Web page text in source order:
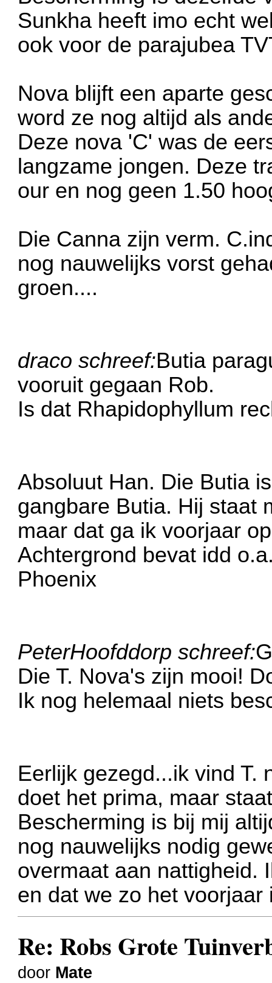
Sunkha heeft imo echt
ook voor de parajubea
Nova blijft een aparte
word ze nog altijd als
Deze nova 'C' was de
langzame jongen. Deze
our en nog geen 1.50
Die Canna zijn verm.
nog nauwelijks vorst
groen....
draco schreef:Butia
vooruit gegaan Rob.
Is dat Rhapidophyllum
Absoluut Han. Die Butia
gangbare Butia. Hij staat
maar dat ga ik voorjaar
Achtergrond bevat idd
Phoenix
PeterHoofddorp schreef:
Die T. Nova's zijn mooi!
Ik nog helemaal niets
Eerlijk gezegd...ik vind T.
doet het prima, maar
Bescherming is bij mij
nog nauwelijks nodig
overmaat aan nattigheid.
en dat we zo het voorjaar
Re: Robs Grote
door Mate